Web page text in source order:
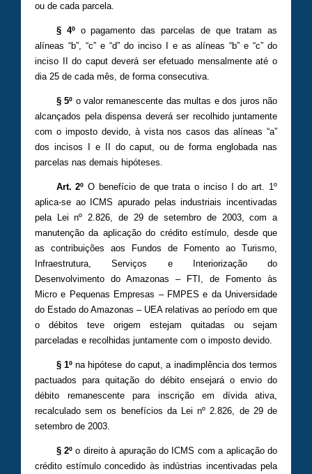
ou de cada parcela.
§ 4ºo pagamento das parcelas de que tratam as
alíneas “b”, “c” e “d” do inciso I e as alíneas “b” e “c” do
inciso II do caput deverá ser efetuado mensalmente até o
dia 25 de cada mês, de forma consecutiva.
§ 5º o valor remanescente das multas e dos juros não
alcançados pela dispensa deverá ser recolhido juntamente
com o imposto devido, à vista nos casos das alíneas “a”
dos incisos I e II do caput, ou de forma englobada nas
parcelas nas demais hipóteses.
Art. 2º O benefício de que trata o inciso I do art. 1º
aplica-se ao ICMS apurado pelas industriais incentivadas
pela Lei nº 2.826, de 29 de setembro de 2003, com a
manutenção da aplicação do crédito estímulo, desde que
as contribuições aos Fundos de Fomento ao Turismo,
Infraestrutura, Serviços e Interiorização do
Desenvolvimento do Amazonas – FTI, de Fomento às
Micro e Pequenas Empresas – FMPES e da Universidade
do Estado do Amazonas – UEA relativas ao período em que
o débitos teve origem estejam quitadas ou sejam
parceladas e recolhidas juntamente com o imposto devido.
§ 1ºna hipótese do caput, a inadimplência dos termos
pactuados para quitação do débito ensejará o envio do
débito remanescente para inscrição em dívida ativa,
recalculado sem os benefícios da Lei nº 2.826, de 29 de
setembro de 2003.
§ 2º o direito à apuração do ICMS com a aplicação do
crédito estímulo concedido às indústrias incentivadas pela